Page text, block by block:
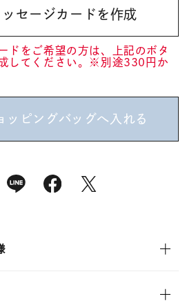
ッセージカードを作成
ドをご希望の方は、上記のボタ
してください。※別途330円か
ッピングバッグへ入れる